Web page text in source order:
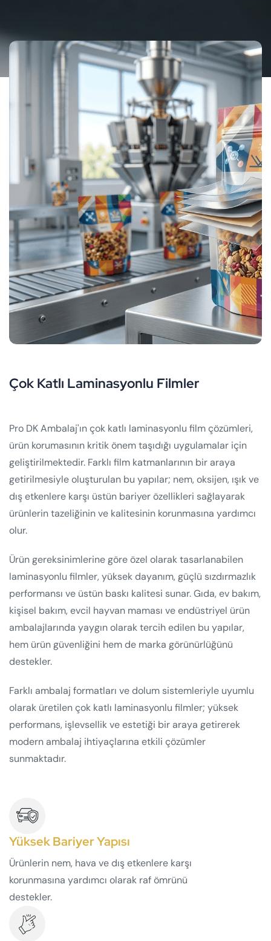
Çok Katlı Laminasyonlu Filmler
Pro DK Ambalaj'ın çok katlı laminasyonlu film çözümleri,
ürün korumasının kritik önem taşıdığı uygulamalar için
geliştirilmektedir. Farklı film katmanlarının bir araya
getirilmesiyle oluşturulan bu yapılar; nem, oksijen, ışık ve
dış etkenlere karşı üstün bariyer özellikleri sağlayarak
ürünlerin tazeliğinin ve kalitesinin korunmasına yardımcı
olur.
Ürün gereksinimlerine göre özel olarak tasarlanabilen
laminasyonlu filmler, yüksek dayanım, güçlü sızdırmazlık
performansı ve üstün baskı kalitesi sunar. Gıda, ev bakım,
kişisel bakım, evcil hayvan maması ve endüstriyel ürün
ambalajlarında yaygın olarak tercih edilen bu yapılar,
hem ürün güvenliğini hem de marka görünürlüğünü
destekler.
Farklı ambalaj formatları ve dolum sistemleriyle uyumlu
olarak üretilen çok katlı laminasyonlu filmler; yüksek
performans, işlevsellik ve estetiği bir araya getirerek
modern ambalaj ihtiyaçlarına etkili çözümler
sunmaktadır.
Yüksek Bariyer Yapısı
Ürünlerin nem, hava ve dış etkenlere karşı
korunmasına yardımcı olarak raf ömrünü
destekler.